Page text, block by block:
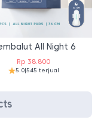
All Night 6
Rp 38.800
5.0|545 terjual